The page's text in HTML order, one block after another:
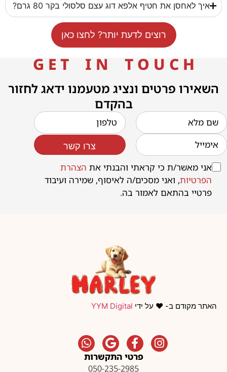
איך לאחסן את חטיף אלפא דוג עצם סלסולי בקר 80 גרם?
רוצים לדעת יותר? לחצו כאן
G E T I N T O U C H
השאירו פרטים ונציג מטעמנו ידאג לחזור
בהקדם
אני מאשר/ת כי קראתי והבנתי את הצהרת
הפרטיות, ואני מסכים/ה לאיסוף, שמירה ועיבוד
פרטיי בהתאם לאמור בה.
צרו קשר
האתר מקודם ב- ❤️ על ידי YYM Digital
פרטי התקשרות
050-235-2985